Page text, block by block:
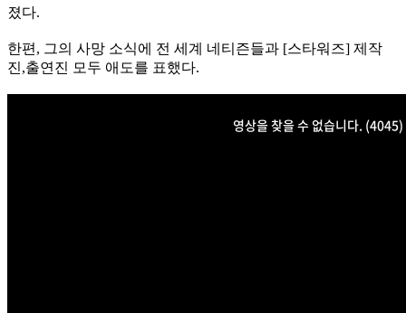
졌다.
한편, 그의 사망 소식에 전 세계 네티즌들과 [스타워즈] 제작
진,출연진 모두 애도를 표했다.